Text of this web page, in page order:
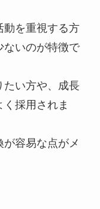
動を重視する方
ないのが特徴で
たい方や、成長
採用されま
容易な点がメ